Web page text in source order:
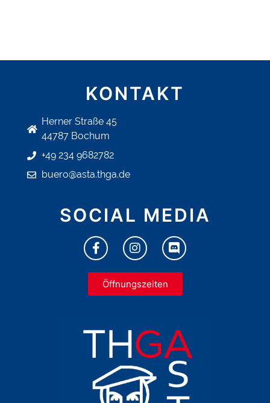
KONTAKT
Herner Straße 45
44787 Bochum
+49 234 9682782
buero@asta.thga.de
SOCIAL MEDIA
Öffnungszeiten